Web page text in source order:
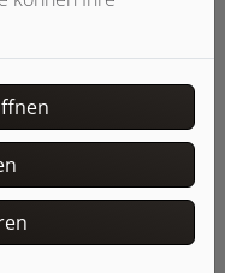
bei idealen
wenn das